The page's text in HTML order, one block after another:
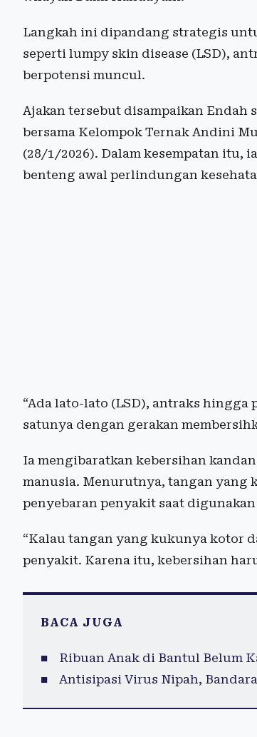
Langkah ini dipandang strategis
seperti lumpy skin disease (LSD),
berpotensi muncul.
Ajakan tersebut disampaikan
bersama Kelompok Ternak Andini
(28/1/2026). Dalam kesempatan itu,
benteng awal perlindungan
“Ada lato-lato (LSD), antraks
satunya dengan gerakan
Ia mengibaratkan kebersihan
manusia. Menurutnya, tangan yang
penyebaran penyakit saat
“Kalau tangan yang kukunya kotor
penyakit. Karena itu, kebersihan
BACA JUGA
Ribuan Anak di Bantul Belum
Antisipasi Virus Nipah,